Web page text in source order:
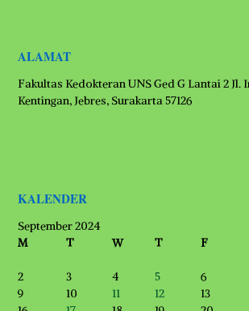
ALAMAT
Fakultas Kedokteran UNS Ged G Lantai 2 Jl.
Kentingan, Jebres, Surakarta 57126
KALENDER
September 2024
M
T W T F
2
3 4 5 6
9
10 11 12 13